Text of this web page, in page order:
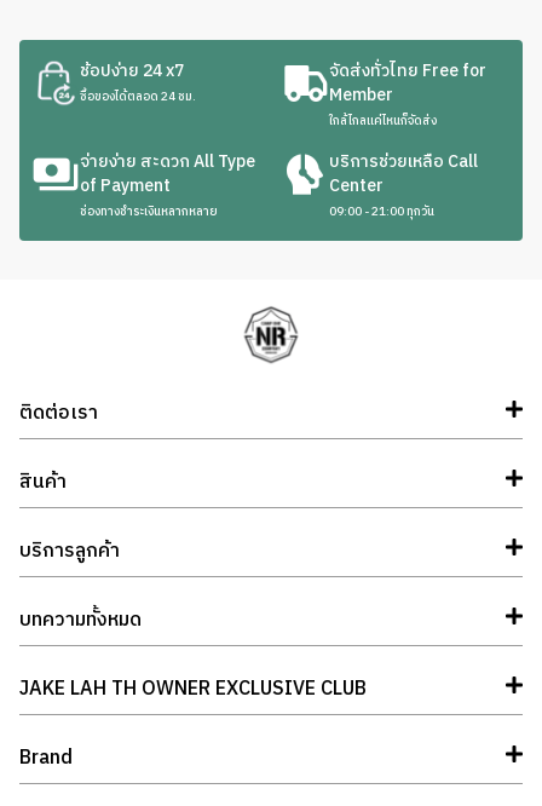
ช้อปง่าย 24 x7
ซื้อของได้ตลอด 24 ชม.
จัดส่งทั่วไทย Free for
Member
ใกล้ไกลแค่ไหนก็จัดส่ง
จ่ายง่าย สะดวก All Type
of Payment
ช่องทางชำระเงินหลากหลาย
บริการช่วยเหลือ Call
Center
09:00 - 21:00 ทุกวัน
ติดต่อเรา
สินค้า
บริการลูกค้า
บทความทั้งหมด
JAKE LAH TH OWNER EXCLUSIVE CLUB
Brand